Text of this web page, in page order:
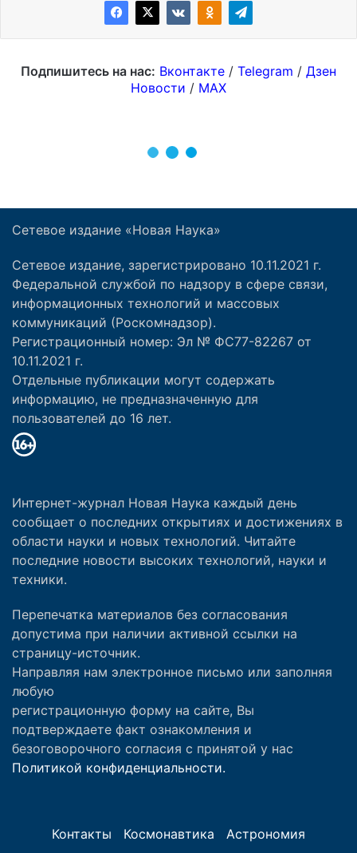
Сетевое издание «Новая Наука»
Сетевое издание, зарегистрировано 10.11.2021 г.
Федеральной службой по надзору в сфере связи,
информационных технологий и массовых
коммуникаций (Роскомнадзор).
Регистрационный номер: Эл № ФС77-82267 от
10.11.2021 г.
Отдельные публикации могут содержать
информацию, не предназначенную для
пользователей до 16 лет.
Интернет-журнал Новая Наука каждый день
сообщает о последних открытиях и достижениях в
области науки и новых технологий. Читайте
последние новости высоких технологий, науки и
техники.
Перепечатка материалов без согласования
допустима при наличии активной ссылки на
страницу-источник.
Направляя нам электронное письмо или заполняя
любую
регистрационную форму на сайте, Вы
подтверждаете факт ознакомления и
безоговорочного согласия с принятой у нас
Политикой конфиденциальности.
Контакты Космонавтика
Астрономия